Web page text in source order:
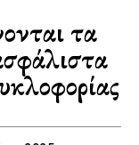
τα